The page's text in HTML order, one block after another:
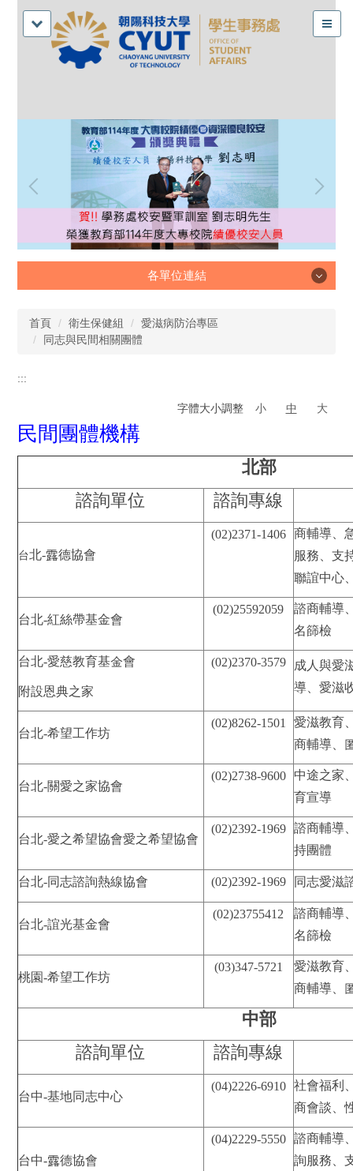
各單位連結
各單位連結
生活輔導組
原住民族學生資源中心
住宿服務組
首頁 衛生保健組
愛滋病防治專區
同志與民間相關團體
:::
字體大小調整 小 中 大
民間團體機構
北部
諮詢單位
諮詢專線
台北-露德協會
(02)2371-1406
商輔導、
服務、支
聯誼中心
台北-紅絲帶基金會
(02)25592059
諮商輔導
名篩檢
台北-愛慈教育基金會
附設恩典之家
(02)2370-3579
成人與愛
導、愛滋
台北-希望工作坊
(02)8262-1501
愛滋教育
商輔導、
台北-關愛之家協會
(02)2738-9600
中途之家
育宣導
台北-愛之希望協會愛之希望協會
(02)2392-1969
諮商輔導
持團體
台北-同志諮詢熱線協會 (02)2392-1969 同志愛滋
台北-誼光基金會
(02)23755412
諮商輔導
名篩檢
桃園-希望工作坊
(03)347-5721
愛滋教育
商輔導、
中部
諮詢單位
諮詢專線
台中-基地同志中心
(04)2226-6910
社會福利
商會談、
台中-露德協會
(04)2229-5550
諮商輔導
詢服務、